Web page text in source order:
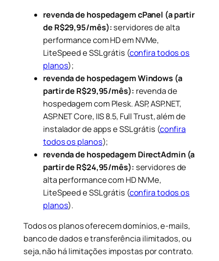
revenda de hospedagem cPanel (a partir
de R$29,95/mês): servidores de alta
performance com HD em NVMe,
LiteSpeed e SSL grátis (confira todos os
planos);
revenda de hospedagem Windows (a
partir de R$29,95/mês): revenda de
hospedagem com Plesk. ASP, ASP.NET,
ASP.NET Core, IIS 8.5, Full Trust, além de
instalador de apps e SSL grátis (confira
todos os planos);
revenda de hospedagem DirectAdmin (a
partir de R$24,95/mês): servidores de
alta performance com HD NVMe,
LiteSpeed e SSL grátis (confira todos os
planos).
Todos os planos oferecem domínios, e-mails,
banco de dados e transferência ilimitados, ou
seja, não há limitações impostas por contrato.